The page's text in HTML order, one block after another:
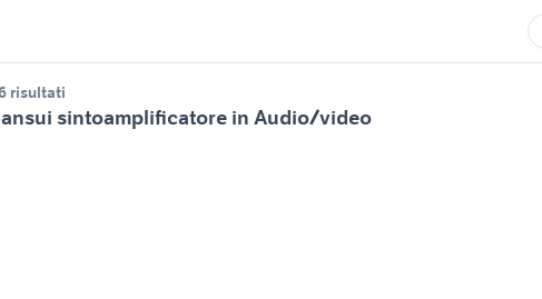
risultati
sintoamplificatore in Audio/video